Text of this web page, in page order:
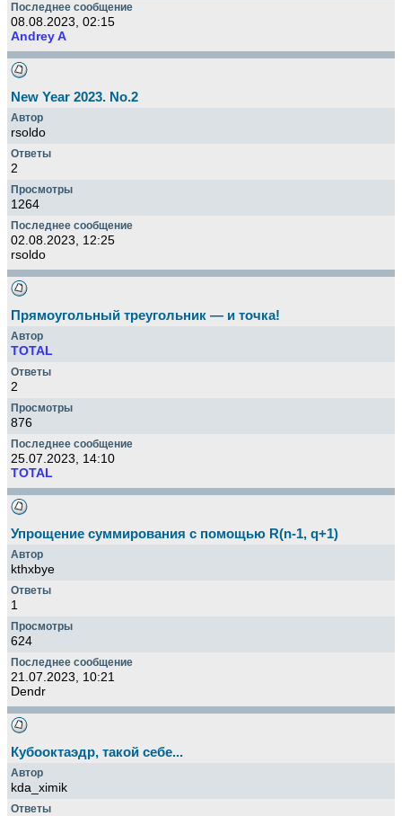
08.08.2023, 02:15
Andrey A
New Year 2023. No.2
rsoldo
2
1264
02.08.2023, 12:25
rsoldo
Прямоугольный треугольник — и точка!
TOTAL
2
876
25.07.2023, 14:10
TOTAL
Упрощение суммирования с помощью R(n-1, q+1)
kthxbye
1
624
21.07.2023, 10:21
Dendr
Кубооктаэдр, такой себе...
kda_ximik